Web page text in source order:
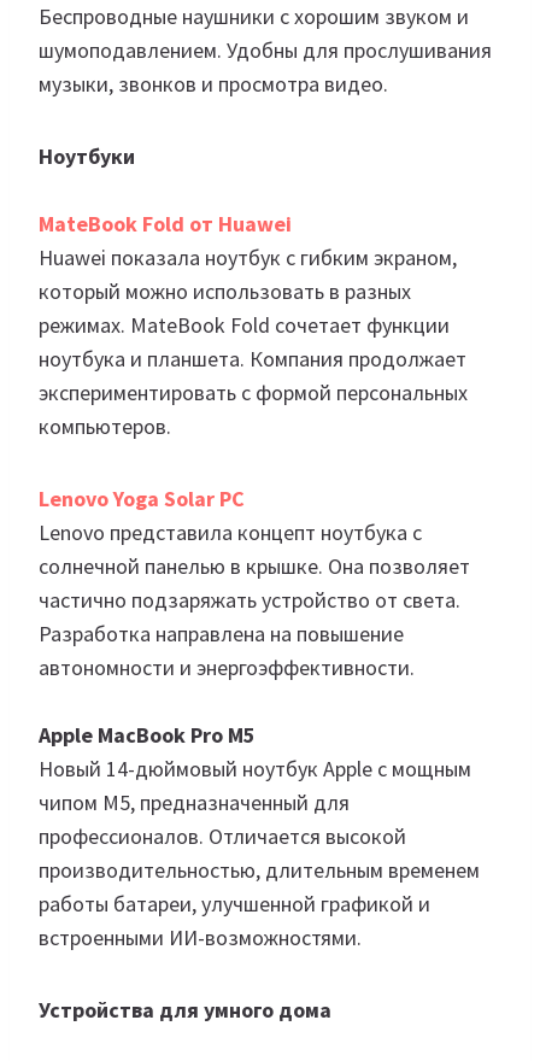
Беспроводные наушники с хорошим звуком и
шумоподавлением. Удобны для прослушивания
музыки, звонков и просмотра видео.
Ноутбуки
MateBook Fold от Huawei
Huawei показала ноутбук с гибким экраном,
который можно использовать в разных
режимах. MateBook Fold сочетает функции
ноутбука и планшета. Компания продолжает
экспериментировать с формой персональных
компьютеров.
Lenovo Yoga Solar PC
Lenovo представила концепт ноутбука с
солнечной панелью в крышке. Она позволяет
частично подзаряжать устройство от света.
Разработка направлена на повышение
автономности и энергоэффективности.
Apple MacBook Pro M5
Новый 14-дюймовый ноутбук Apple с мощным
чипом M5, предназначенный для
профессионалов. Отличается высокой
производительностью, длительным временем
работы батареи, улучшенной графикой и
встроенными ИИ-возможностями.
Устройства для умного дома